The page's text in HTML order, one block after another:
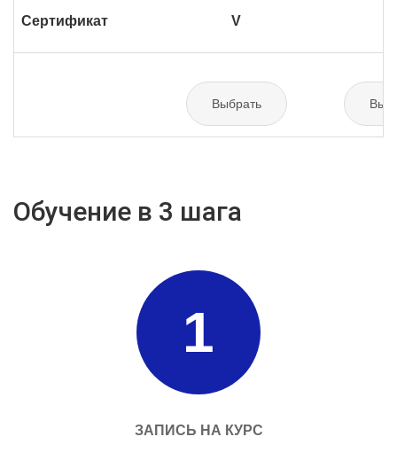
Сертификат V
Выбрать
Обучение в 3 шага
1
ЗАПИСЬ НА КУРС